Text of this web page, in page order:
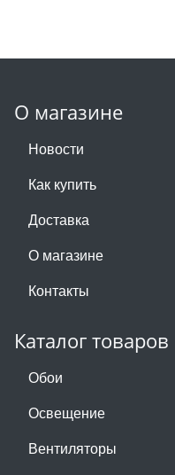
О магазине
Новости
Как купить
Доставка
О магазине
Контакты
Каталог товаров
Обои
Освещение
Вентиляторы